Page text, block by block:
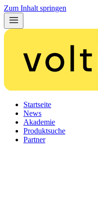
Zum Inhalt springen
Startseite
News
Akademie
Produktsuche
Partner